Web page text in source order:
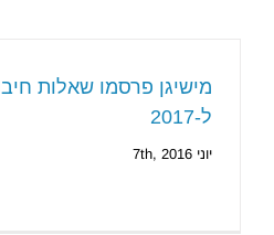
ל-2017
יוני 7th, 2016